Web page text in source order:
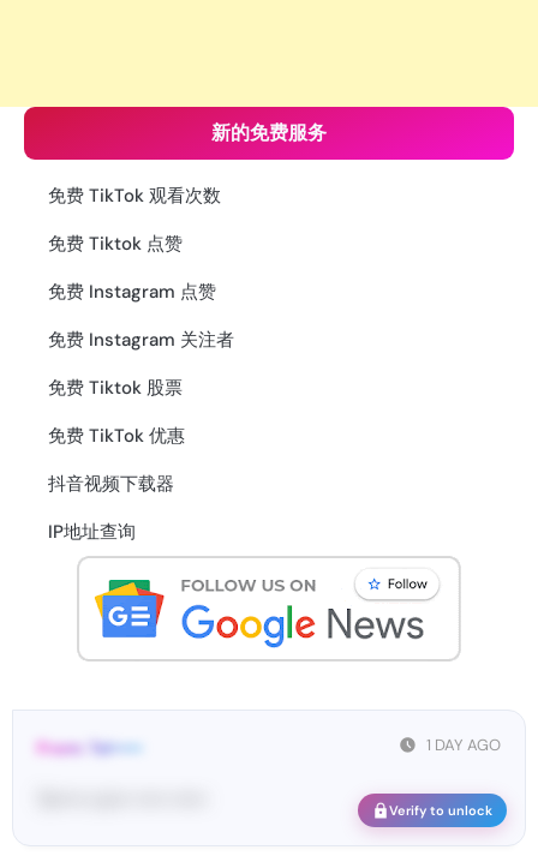
新的免费服务
免费 TikTok 观看次数
免费 Tiktok 点赞
免费 Instagram 点赞
免费 Instagram 关注者
免费 Tiktok 股票
免费 TikTok 优惠
抖音视频下载器
IP地址查询
1 DAY AGO
From: Tel•••••
Verify to unlock